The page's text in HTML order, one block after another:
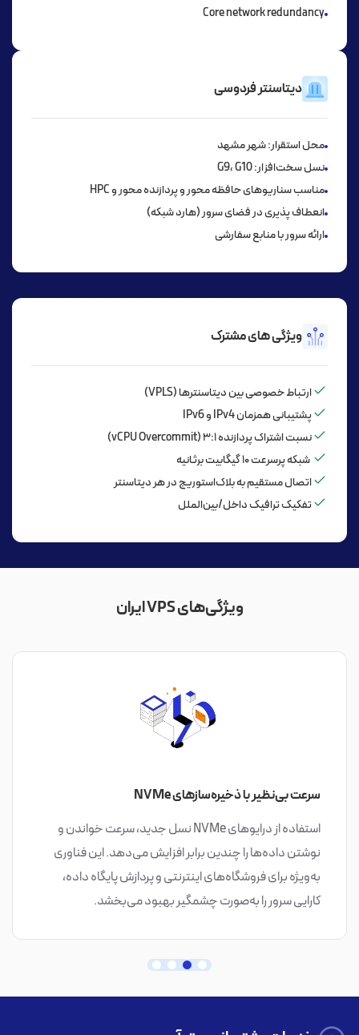
Core network redundancy
دیتاسنتر فردوسی
محل استقرار: شهر مشهد
نسل سخت‌افزار: G9، G10
مناسب سناریوهای حافظه محور و پردازنده محور و HPC
انعطاف پذیری در فضای سرور (هارد شبکه)
ارائه سرور با منابع سفارشی
ویژگی های مشترک
ارتباط خصوصی بین دیتاسنترها (VPLS)
پشتیبانی همزمان IPv4 و IPv6
نسبت اشتراک پردازنده ۳:۱ (vCPU Overcommit)
شبکه پرسرعت ۱۰ گیگابیت برثانیه
اتصال مستقیم به بلاک‌استوریج در هر دیتاسنتر
تفکیک ترافیک داخل/بین‌الملل
ویژگی‌های‌ VPS ایران
سرعت بی‌نظیر با ذخیره‌سازهای NVMe
استفاده از درایوهای NVMe نسل جدید، سرعت خواندن و
نوشتن داده‌ها را چندین برابر افزایش می‌دهد. این فناوری
به‌ویژه برای فروشگاه‌های اینترنتی و پردازش پایگاه داده،
کارایی سرور را به‌صورت چشمگیر بهبود می‌بخشد.